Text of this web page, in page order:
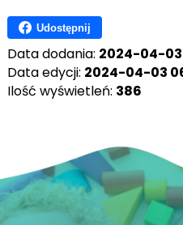
Udostępnij
Data dodania: 2024-04-
Data edycji: 2024-04-03
Ilość wyświetleń: 386